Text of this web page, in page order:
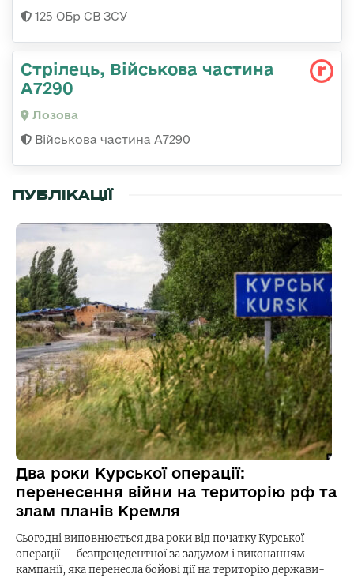
125 ОБр СВ ЗСУ
Стрілець, Військова частина
А7290
Лозова
Військова частина А7290
ПУБЛІКАЦІЇ
Два роки Курської операції:
перенесення війни на територію рф та
злам планів Кремля
Сьогодні виповнюється два роки від початку Курської
операції — безпрецедентної за задумом і виконанням
кампанії, яка перенесла бойові дії на територію держави-